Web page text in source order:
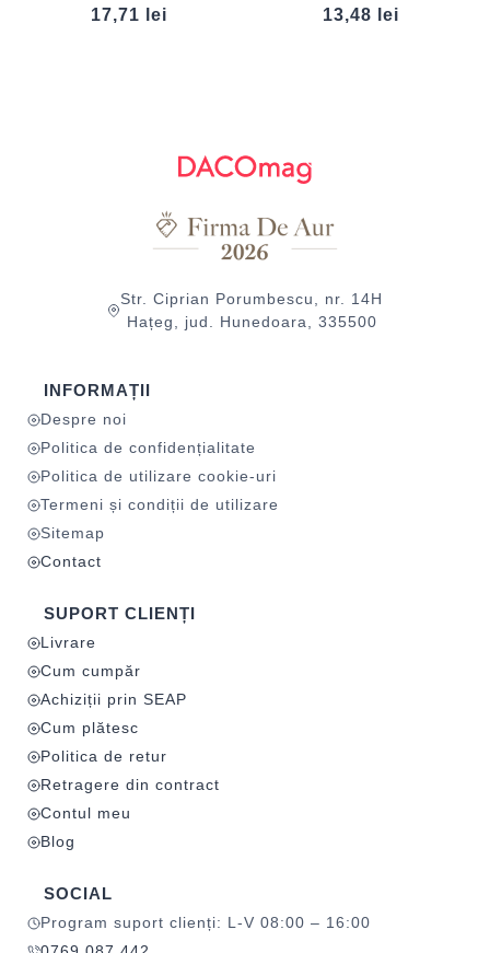
17,71
lei
13,48
lei
Str. Ciprian Porumbescu, nr. 14H
Hațeg, jud. Hunedoara, 335500
INFORMAȚII
Despre noi
Politica de confidențialitate
Politica de utilizare cookie-uri
Termeni și condiții de utilizare
Sitemap
Contact
SUPORT CLIENȚI
Livrare
Cum cumpăr
Achiziții prin SEAP
Cum plătesc
Politica de retur
Retragere din contract
Contul meu
Blog
SOCIAL
Program suport clienți: L-V 08:00 – 16:00